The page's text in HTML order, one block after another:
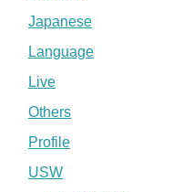
Japanese
Language
Live
Others
Profile
USW